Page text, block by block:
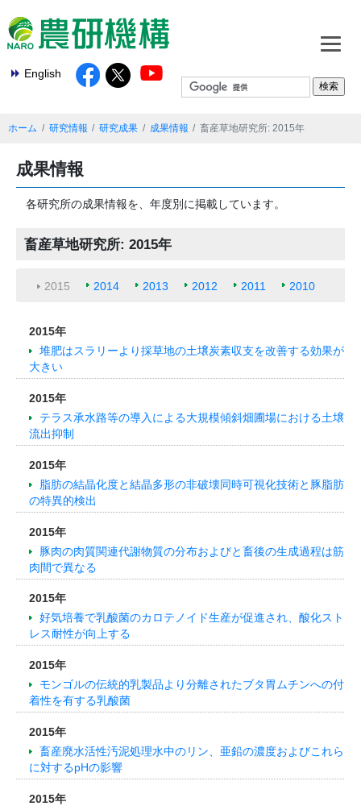
English
ホーム 研究情報 研究成果 成果情報 畜産草地研究所: 2015年
成果情報
各研究所の成果情報を、年度別に掲載しています。
畜産草地研究所: 2015年
2015 2014 2013 2012 2011 2010
2015年
堆肥はスラリーより採草地の土壌炭素収支を改善する効果が
大きい
2015年
テラス承水路等の導入による大規模傾斜畑圃場における土壌
流出抑制
2015年
脂肪の結晶化度と結晶多形の非破壊同時可視化技術と豚脂肪
の特異的検出
2015年
豚肉の肉質関連代謝物質の分布およびと畜後の生成過程は筋
肉間で異なる
2015年
好気培養で乳酸菌のカロテノイド生産が促進され、酸化スト
レス耐性が向上する
2015年
モンゴルの伝統的乳製品より分離されたブタ胃ムチンへの付
着性を有する乳酸菌
2015年
畜産廃水活性汚泥処理水中のリン、亜鉛の濃度およびこれら
に対するpHの影響
2015年